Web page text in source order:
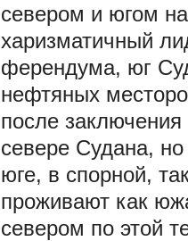
севером и югом
харизматичный
ферендума, юг
нефтяных
после
севере Судана,
юге, в спорной,
проживают как
севером по этой